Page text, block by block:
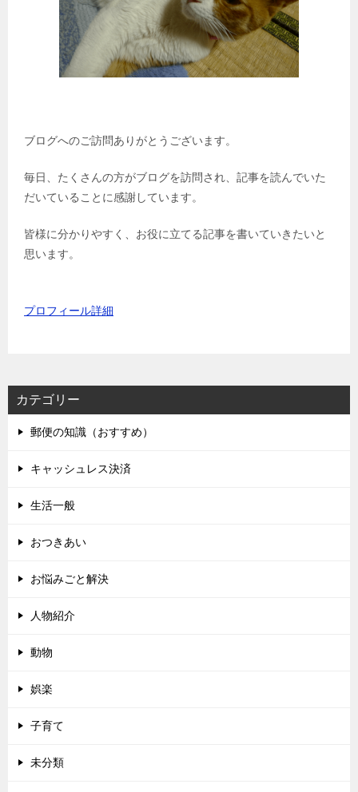
ブログへのご訪問ありがとうございます。
毎日、たくさんの方がブログを訪問され、記事を読んでいた
だいていることに感謝しています。
皆様に分かりやすく、お役に立てる記事を書いていきたいと
思います。
プロフィール詳細
カテゴリー
郵便の知識（おすすめ）
キャッシュレス決済
生活一般
おつきあい
お悩みごと解決
人物紹介
動物
娯楽
子育て
未分類